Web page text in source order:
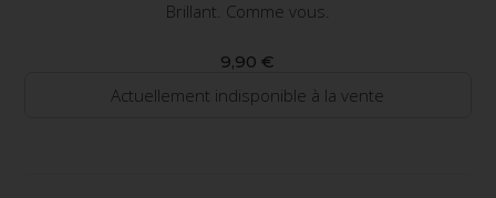
Brillant. Comme vous.
9,90 €
Actuellement indisponible à la vente